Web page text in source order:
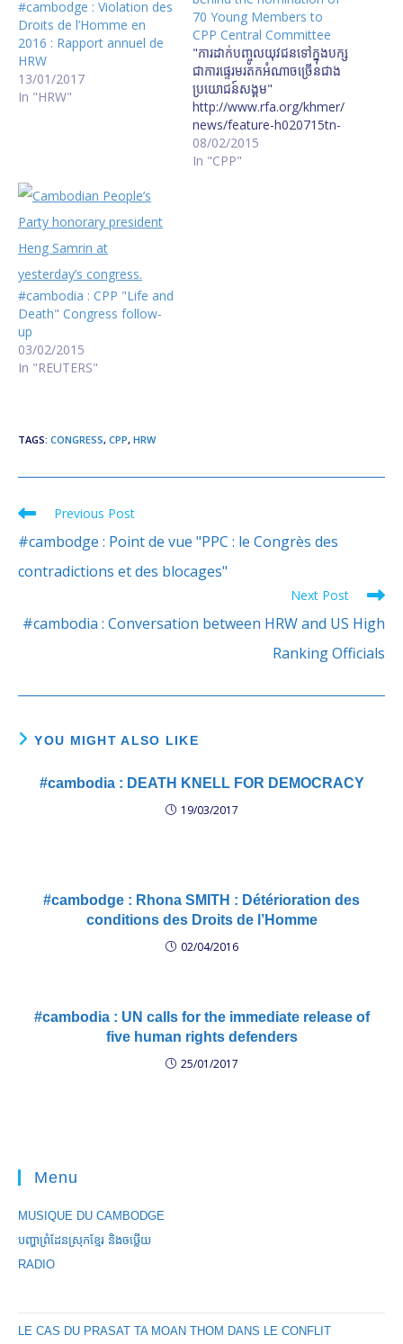
#cambodge : Violation des
Droits de l’Homme en
2016 : Rapport annuel de
HRW
13/01/2017
In "HRW"
70 Young Members to
CPP Central Committee
"ការ​ដាក់​បញ្ចូល​យុវជន​ទៅ​ក្នុង​បក្ស​
ជា​ការ​ផ្ទេរ​មរតក​អំណាច​ច្រើន​ជាង​
ប្រយោជន៍​សង្គម"
http://www.rfa.org/khmer/
news/feature-h020715tn-
02082015042359.html/tn.
mp3
08/02/2015
In "CPP"
#cambodia : CPP "Life and
Death" Congress follow-
up
03/02/2015
In "REUTERS"
TAGS: CONGRESS, CPP, HRW
Read
more
Previous Post
#cambodge : Point de vue "PPC : le Congrès des
contradictions et des blocages"
Next Post
#cambodia : Conversation between HRW and US High
Ranking Officials
YOU MIGHT ALSO LIKE
#cambodia : DEATH KNELL FOR DEMOCRACY
19/03/2017
#cambodge : Rhona SMITH : Détérioration des
conditions des Droits de l’Homme
02/04/2016
#cambodia : UN calls for the immediate release of
five human rights defenders
25/01/2017
Menu
MUSIQUE DU CAMBODGE
បញ្ហាព្រំដែនស្រុកខ្មែរ និងចឞ្លើយ
RADIO
LE CAS DU PRASAT TA MOAN THOM DANS LE CONFLIT